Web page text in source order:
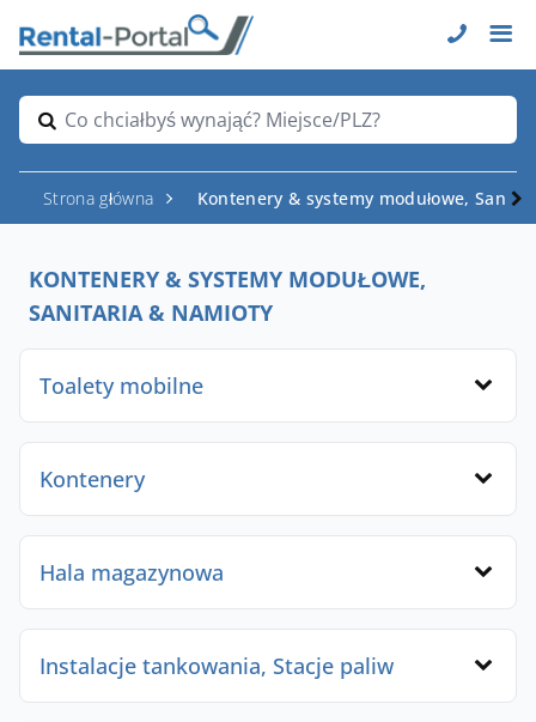
Co chciałbyś wynająć? Miejsce/PLZ?
Strona główna Kontenery & systemy modułowe,
KONTENERY & SYSTEMY MODUŁOWE,
SANITARIA & NAMIOTY
Toalety mobilne
Kontenery
Hala magazynowa
Instalacje tankowania, Stacje paliw